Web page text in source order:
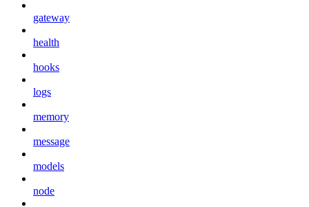
gateway
health
hooks
logs
memory
message
models
node